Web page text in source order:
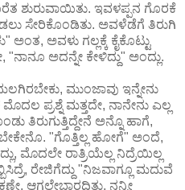
ಶುರುವಾಯಿತು. ಇವಳಪ್ಪನ ಗೊರಕೆ
ಸೇರಿಕೊಂಡಿತು. ಅವಳೆಡೆಗೆ ತಿರುಗಿ
ಅವಳು ಗಲ್ಲಕ್ಕೆ ಕೈಕೊಟ್ಟು
ಅದನ್ನೇ ಕೇಳಿದ್ದು" ಅಂದ್ಲು.
ಮುಂಜಾವು ಇನ್ನೇನು
ಪ್ರಶ್ನೆ ಮತ್ತದೇ, ನಾನೇನು ಎಲ್ಲ
ತಿರುಗುತ್ತಿದ್ದೇನೆ ಅನ್ನೊ ಹಾಗೆ,
"ಗೊತ್ತಿಲ್ಲ ಹೋಗೆ" ಅಂದೆ,
ಮೊದಲೇ ರಾತ್ರಿಯೆಲ್ಲ ನಿದ್ರೆಯಿಲ್ಲ
ರೇಜಿಗೆದ್ದು "ನಿಜವಾಗ್ಲೂ ಮದುವೆ
ಆಗಲೇಬಾರದಿತ್ತು, ನನ್ನೀ